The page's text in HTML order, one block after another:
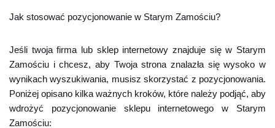
Jak stosować pozycjonowanie w Starym Zamościu?
Jeśli twoja firma lub sklep internetowy znajduje się w Starym
Zamościu i chcesz, aby Twoja strona znalazła się wysoko w
wynikach wyszukiwania, musisz skorzystać z pozycjonowania.
Poniżej opisano kilka ważnych kroków, które należy podjąć, aby
wdrożyć pozycjonowanie sklepu internetowego w Starym
Zamościu: